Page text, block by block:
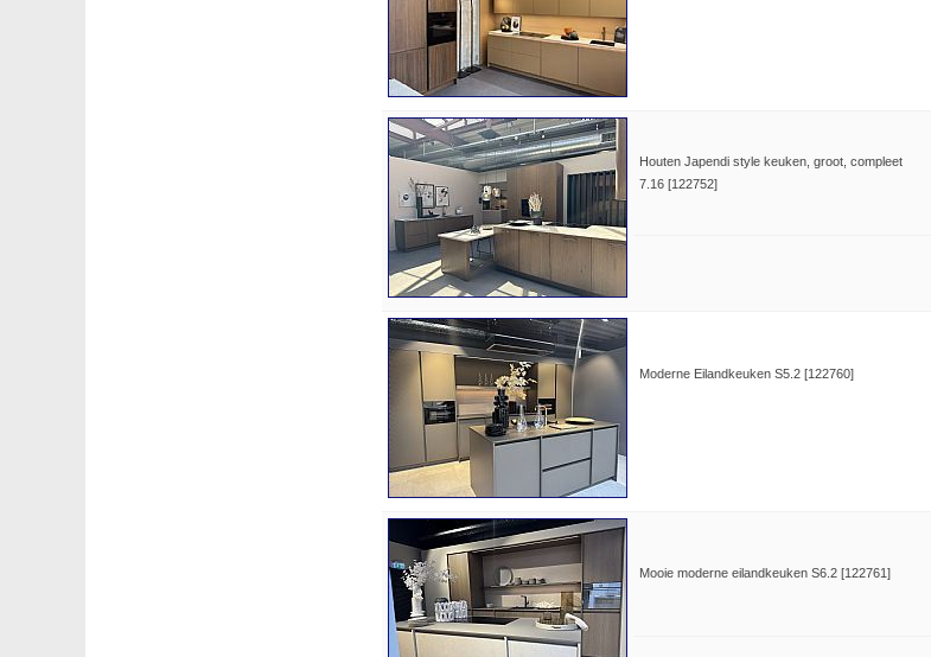
Houten Japendi style keuken, groot, compleet
7.16 [122752]
Moderne Eilandkeuken S5.2 [122760]
Mooie moderne eilandkeuken S6.2 [122761]